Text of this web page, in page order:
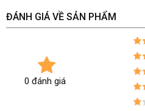
ĐÁNH GIÁ VỀ SẢN PHẨM
0 đánh giá